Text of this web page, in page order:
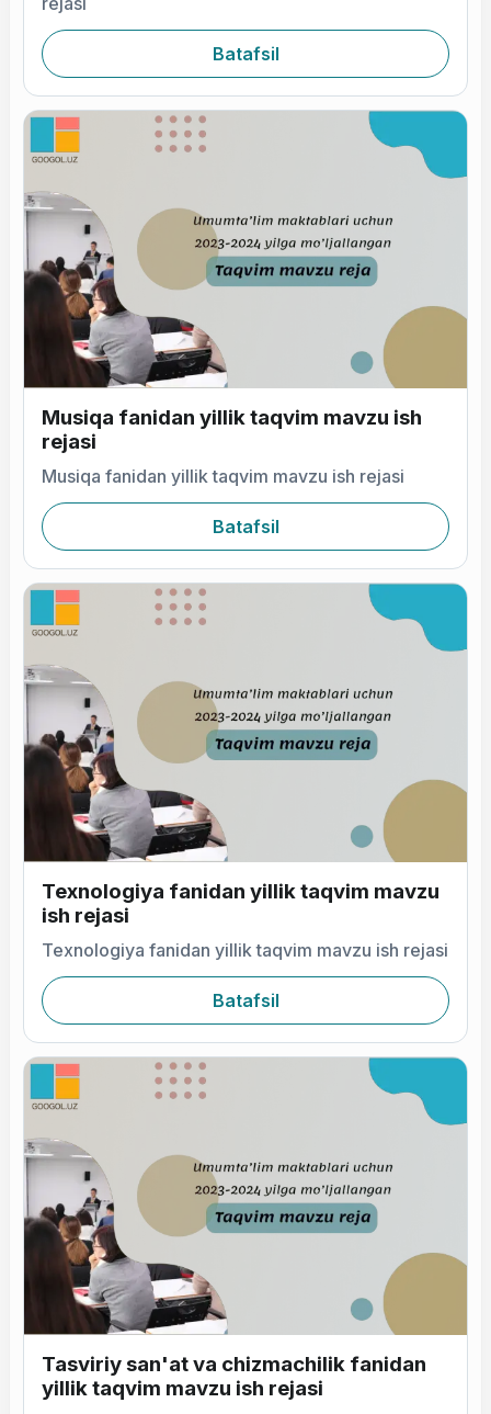
Batafsil
Musiqa fanidan yillik taqvim mavzu ish
rejasi
Musiqa fanidan yillik taqvim mavzu ish rejasi
Batafsil
Texnologiya fanidan yillik taqvim mavzu
ish rejasi
Texnologiya fanidan yillik taqvim mavzu ish rejasi
Batafsil
Tasviriy san'at va chizmachilik fanidan
yillik taqvim mavzu ish rejasi